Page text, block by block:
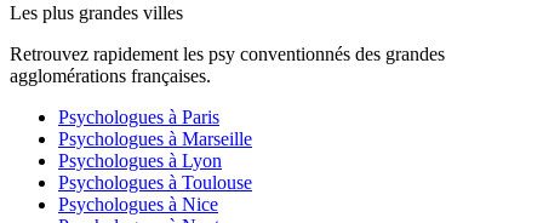
Les plus grandes villes
Retrouvez rapidement les psy conventionnés des grandes
agglomérations françaises.
Psychologues à Paris
Psychologues à Marseille
Psychologues à Lyon
Psychologues à Toulouse
Psychologues à Nice